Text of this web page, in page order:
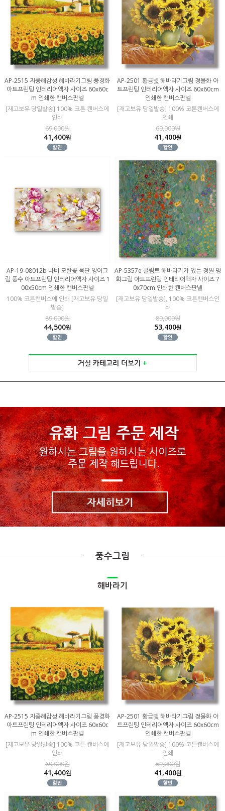
AP-2515 지중해감성 해바라기그림 풍경화
아트프린팅 인테리어액자 사이즈 60x60c
m 인쇄한 캔버스판넬
[재고보유 당일발송] 100% 코튼 캔버스에
인쇄
69,000원
41,400원
AP-2501 황금빛 해바라기그림 정물화 아
트프린팅 인테리어액자 사이즈 60x60cm
인쇄한 캔버스판넬
[재고보유 당일발송] 100% 코튼캔버스에
인쇄
69,000원
41,400원
AP-19-08012b 나비 모란꽃 목단 잉어그
림 풍수 아트프린팅 인테리어액자 사이즈 1
00x50cm 인쇄한 캔버스판넬
100% 코튼캔버스에 인쇄 [재고보유 당일
발송]
89,000원
44,500원
AP-5357e 클림트 해바라기가 있는 정원 명
화그림 아트프린팅 인테리어액자 사이즈 7
0x70cm 인쇄한 캔버스판넬
[재고보유 당일발송], 100% 코튼캔버스인
쇄
89,000원
53,400원
거실 카테고리 더보기 +
풍수그림
해바라기
AP-2515 지중해감성 해바라기그림 풍경화
아트프린팅 인테리어액자 사이즈 60x60c
m 인쇄한 캔버스판넬
[재고보유 당일발송] 100% 코튼 캔버스에
인쇄
69,000원
41,400원
AP-2501 황금빛 해바라기그림 정물화 아
트프린팅 인테리어액자 사이즈 60x60cm
인쇄한 캔버스판넬
[재고보유 당일발송] 100% 코튼캔버스에
인쇄
69,000원
41,400원